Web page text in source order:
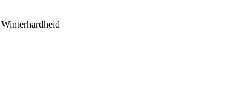
Winterhardheid